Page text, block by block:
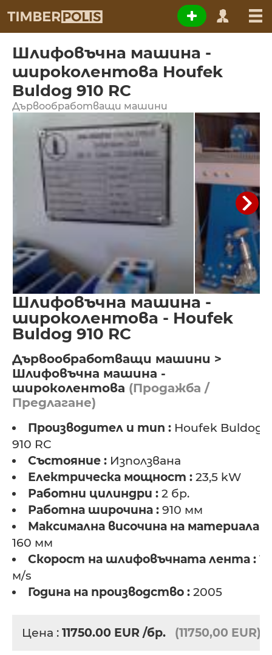
Шлифовъчна машина -
широколентова Houfek
Buldog 910 RC
Дървообработващи машини
Шлифовъчна машина -
широколентова - Houfek
Buldog 910 RC
Дървообработващи машини >
Шлифовъчна машина -
широколентова (Продажба /
Предлагане)
Производител и тип : Houfek Buldog
910 RC
Състояние : Използвана
Електрическа мощност : 23,5 kW
Работни цилиндри : 2 бр.
Работна широчина : 910 мм
Максимална височина на материала :
160 мм
Скорост на шлифовъчната лента : 1
м/s
Година на производство : 2005
Цена : 11750.00 EUR /бр. (11750,00 EUR)